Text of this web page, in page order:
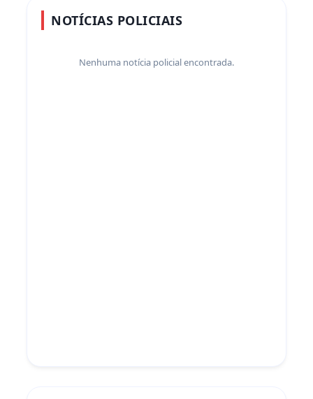
NOTÍCIAS POLICIAIS
Nenhuma notícia policial encontrada.